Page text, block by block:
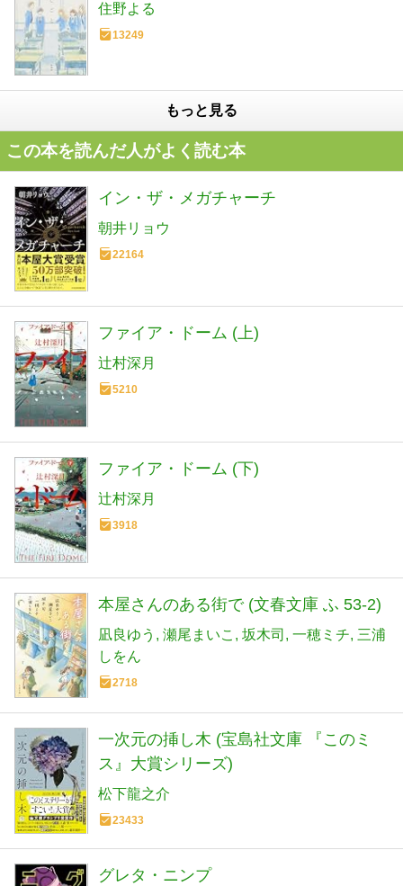
住野よる
13249
もっと見る
この本を読んだ人がよく読む本
イン・ザ・メガチャーチ
朝井リョウ
22164
ファイア・ドーム (上)
辻村深月
5210
ファイア・ドーム (下)
辻村深月
3918
本屋さんのある街で (文春文庫 ふ 53-2)
凪良ゆう 瀬尾まいこ 坂木司 一穂ミチ 三浦
しをん
2718
一次元の挿し木 (宝島社文庫 『このミ
ス』大賞シリーズ)
松下龍之介
23433
グレタ・ニンプ